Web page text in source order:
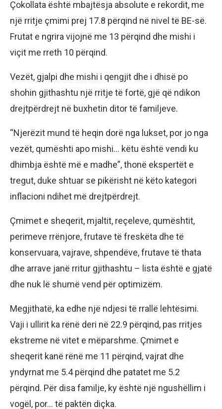
Çokollata është mbajtësja absolute e rekordit, me
një rritje çmimi prej 17.8 përqind në nivel të BE-së.
Frutat e ngrira vijojnë me 13 përqind dhe mishi i
viçit me rreth 10 përqind.
Vezët, gjalpi dhe mishi i qengjit dhe i dhisë po
shohin gjithashtu një rritje të fortë, gjë që ndikon
drejtpërdrejt në buxhetin ditor të familjeve.
“Njerëzit mund të heqin dorë nga lukset, por jo nga
vezët, qumështi apo mishi… këtu është vendi ku
dhimbja është më e madhe”, thonë ekspertët e
tregut, duke shtuar se pikërisht në këto kategori
inflacioni ndihet më drejtpërdrejt.
Çmimet e sheqerit, mjaltit, reçeleve, qumështit,
perimeve rrënjore, frutave të freskëta dhe të
konservuara, vajrave, shpendëve, frutave të thata
dhe arrave janë rritur gjithashtu – lista është e gjatë
dhe nuk lë shumë vend për optimizëm.
Megjithatë, ka edhe një ndjesi të rrallë lehtësimi.
Vaji i ullirit ka rënë deri në 22.9 përqind, pas rritjes
ekstreme në vitet e mëparshme. Çmimet e
sheqerit kanë rënë me 11 përqind, vajrat dhe
yndyrnat me 5.4 përqind dhe patatet me 5.2
përqind. Për disa familje, ky është një ngushëllim i
vogël, por… të paktën diçka.